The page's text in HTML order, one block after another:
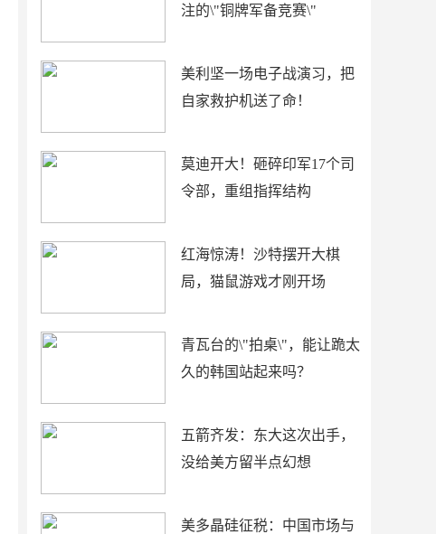
注的\"铜牌军备竞赛\"
美利坚一场电子战演习，把
自家救护机送了命！
莫迪开大！砸碎印军17个司
令部，重组指挥结构
红海惊涛！沙特摆开大棋
局，猫鼠游戏才刚开场
青瓦台的\"拍桌\"，能让跪太
久的韩国站起来吗？
五箭齐发：东大这次出手，
没给美方留半点幻想
美多晶硅征税：中国市场与